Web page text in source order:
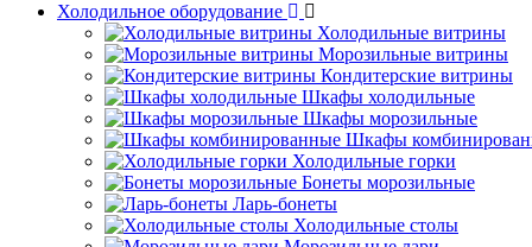
Холодильное оборудование
Холодильные витрины
Морозильные витрины
Кондитерские витрины
Шкафы холодильные
Шкафы морозильные
Шкафы
Холодильные горки
Бонеты морозильные
Ларь-бонеты
Холодильные столы